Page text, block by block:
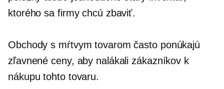
ktorého sa firmy chcú zbaviť.
Obchody s mŕtvym tovarom často ponúkajú
zľavnené ceny, aby nalákali zákazníkov k
nákupu tohto tovaru.